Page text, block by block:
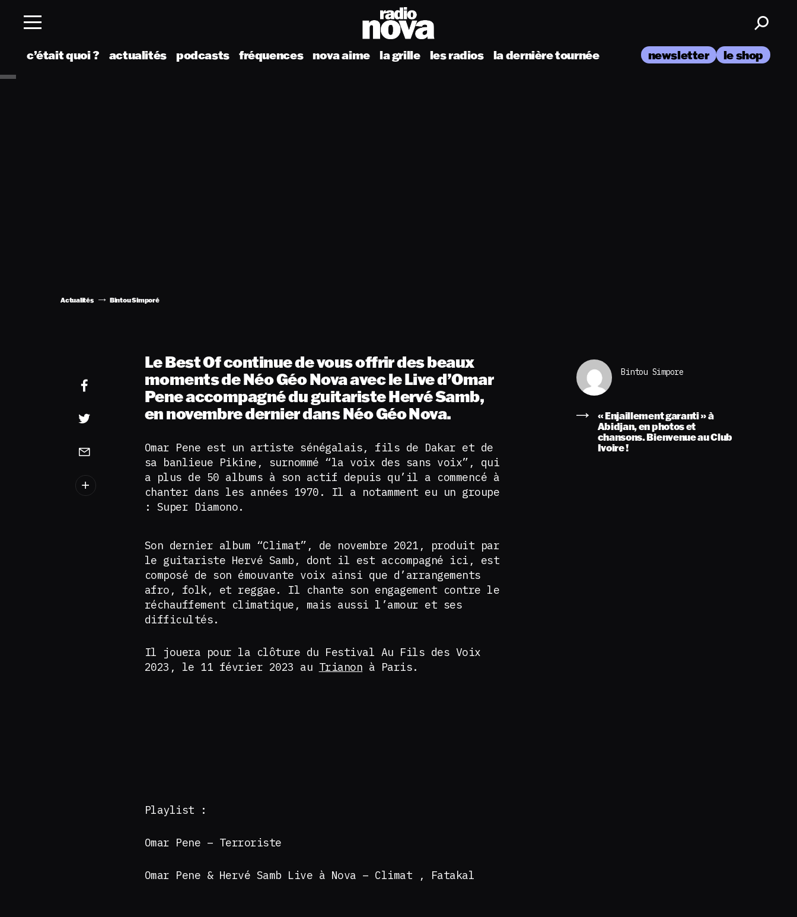
c’était quoi ? actualités podcasts fréquences nova aime la grille les radios la dernière tournée newsletter le shop
Actualités Bintou Simporé
Le Best Of continue de vous offrir des beaux
moments de Néo Géo Nova avec le Live d’Omar
Pene accompagné du guitariste Hervé Samb,
en novembre dernier dans Néo Géo Nova.
Omar Pene est un artiste sénégalais, fils de Dakar et de
sa banlieue Pikine, surnommé “la voix des sans voix”, qui
a plus de 50 albums à son actif depuis qu’il a commencé à
chanter dans les années 1970. Il a notamment eu un groupe
: Super Diamono.
Son dernier album “Climat”, de novembre 2021, produit par
le guitariste Hervé Samb, dont il est accompagné ici, est
composé de son émouvante voix ainsi que d’arrangements
afro, folk, et reggae. Il chante son engagement contre le
réchauffement climatique, mais aussi l’amour et ses
difficultés.
Il jouera pour la clôture du Festival Au Fils des Voix
2023, le 11 février 2023 au Trianon à Paris.
Playlist :
Omar Pene – Terroriste
Omar Pene & Hervé Samb Live à Nova – Climat , Fatakal
Bintou Simpore
« Enjaillement garanti » à
Abidjan, en photos et
chansons. Bienvenue au Club
Ivoire !